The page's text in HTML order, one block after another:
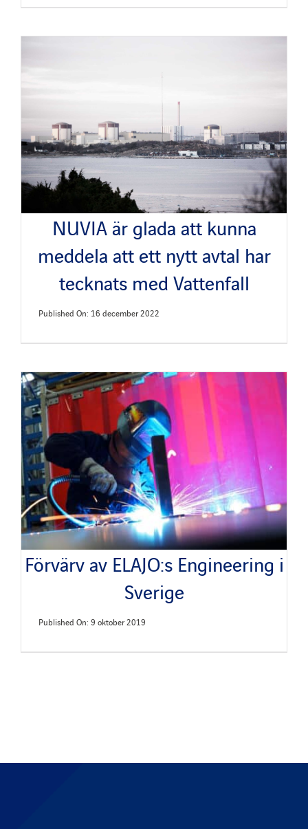
NUVIA är glada att kunna
meddela att ett nytt avtal har
tecknats med Vattenfall
Published On: 16 december 2022
Förvärv av ELAJO:s Engineering i
Sverige
Published On: 9 oktober 2019